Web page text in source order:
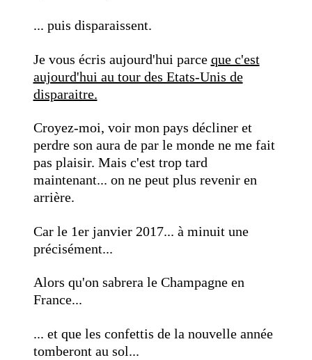
... puis disparaissent.
Je vous écris aujourd'hui parce que c'est
aujourd'hui au tour des Etats-Unis de
disparaitre.
Croyez-moi, voir mon pays décliner et
perdre son aura de par le monde ne me fait
pas plaisir. Mais c'est trop tard
maintenant... on ne peut plus revenir en
arrière.
Car le 1er janvier 2017... à minuit une
précisément...
Alors qu'on sabrera le Champagne en
France...
... et que les confettis de la nouvelle année
tomberont au sol...